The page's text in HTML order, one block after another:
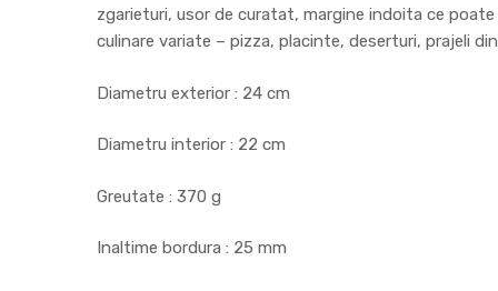
zgarieturi, usor de curatat, margine indoita ce
culinare variate – pizza, placinte, deserturi, prajeli
Diametru exterior : 24 cm
Diametru interior : 22 cm
Greutate : 370 g
Inaltime bordura : 25 mm